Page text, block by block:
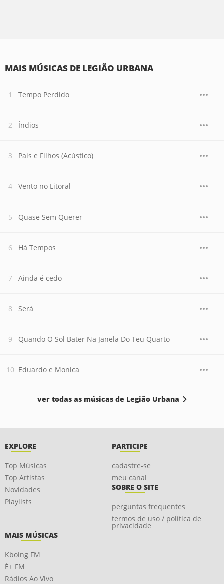
MAIS MÚSICAS DE LEGIÃO URBANA
Tempo Perdido
Índios
Pais e Filhos (Acústico)
Vento no Litoral
Quase Sem Querer
Há Tempos
Ainda é cedo
Será
Quando O Sol Bater Na Janela Do Teu Quarto
Eduardo e Monica
ver todas as músicas de Legião Urbana
EXPLORE
Top Músicas
Top Artistas
Novidades
Playlists
PARTICIPE
cadastre-se
meu canal
SOBRE O SITE
perguntas frequentes
termos de uso / política de
privacidade
MAIS MÚSICAS
Kboing FM
É+ FM
Rádios Ao Vivo